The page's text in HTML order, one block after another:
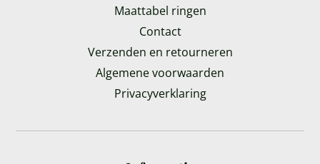
Maattabel ringen
Contact
Verzenden en retourneren
Algemene voorwaarden
Privacyverklaring